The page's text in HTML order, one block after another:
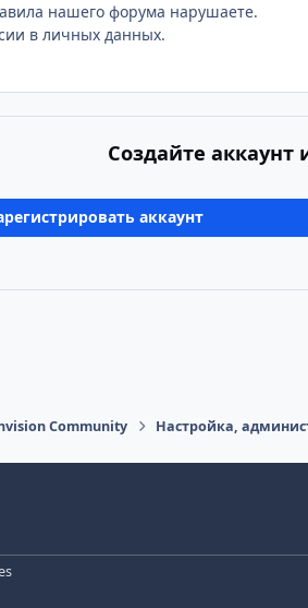
нашего форума нарушаете.
в личных данных.
Создайте
аккаунт
Community Настройка,